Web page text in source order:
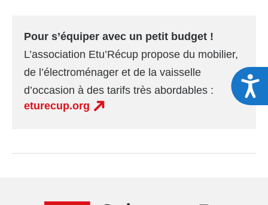
Pour s’équiper avec un petit budget !
L’association Etu’Récup propose du mobilier,
de l’électroménager et de la vaisselle
d’occasion à des tarifs très abordables :
eturecup.org